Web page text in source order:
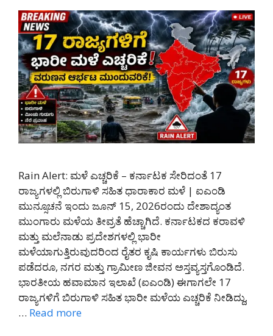
Rain Alert: ಮಳೆ ಎಚ್ಚರಿಕೆ – ಕರ್ನಾಟಕ ಸೇರಿದಂತೆ 17
ರಾಜ್ಯಗಳಲ್ಲಿ ಬಿರುಗಾಳಿ ಸಹಿತ ಧಾರಾಕಾರ ಮಳೆ | ಐಎಂಡಿ
ಮುನ್ಸೂಚನೆ ಇಂದು ಜೂನ್ 15, 2026ರಂದು ದೇಶಾದ್ಯಂತ
ಮುಂಗಾರು ಮಳೆಯ ತೀವ್ರತೆ ಹೆಚ್ಚಾಗಿದೆ. ಕರ್ನಾಟಕದ ಕರಾವಳಿ
ಮತ್ತು ಮಲೆನಾಡು ಪ್ರದೇಶಗಳಲ್ಲಿ ಭಾರೀ
ಮಳೆಯಾಗುತ್ತಿರುವುದರಿಂದ ರೈತರ ಕೃಷಿ ಕಾರ್ಯಗಳು ಬಿರುಸು
ಪಡೆದರೂ, ನಗರ ಮತ್ತು ಗ್ರಾಮೀಣ ಜೀವನ ಅಸ್ತವ್ಯಸ್ತಗೊಂಡಿದೆ.
ಭಾರತೀಯ ಹವಾಮಾನ ಇಲಾಖೆ (ಐಎಂಡಿ) ಈಗಾಗಲೇ 17
ರಾಜ್ಯಗಳಿಗೆ ಬಿರುಗಾಳಿ ಸಹಿತ ಭಾರೀ ಮಳೆಯ ಎಚ್ಚರಿಕೆ ನೀಡಿದ್ದು,
… Read more